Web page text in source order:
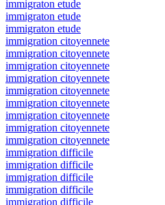
immigraton etude
immigraton etude
immigraton etude
immigration citoyennete
immigration citoyennete
immigration citoyennete
immigration citoyennete
immigration citoyennete
immigration citoyennete
immigration citoyennete
immigration citoyennete
immigration citoyennete
immigration difficile
immigration difficile
immigration difficile
immigration difficile
immigration difficile